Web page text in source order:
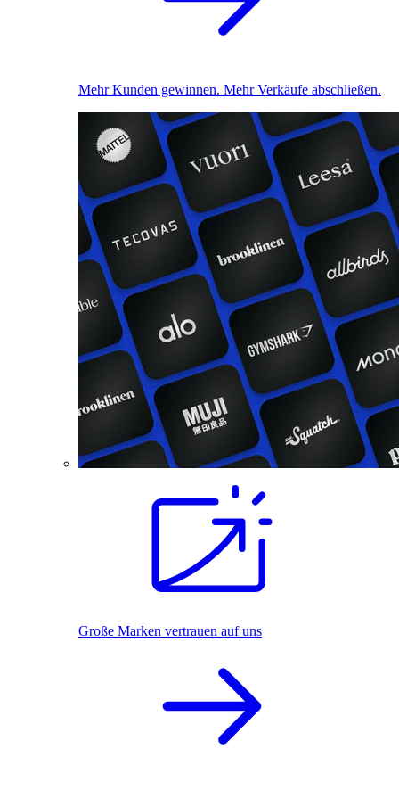
Mehr Kunden gewinnen. Mehr Verkäufe abschließen.
Große Marken vertrauen auf uns